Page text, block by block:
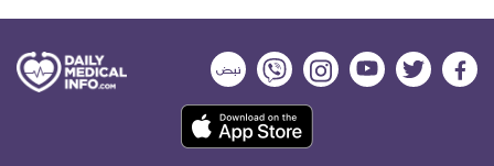
ديلي
ديلي
ديلي
ميديكال
ديلي
ميديكال
انفو
ديلي
ميديكال
انفو
ديلي
ميديكال
انفو
حمل
تطبيق